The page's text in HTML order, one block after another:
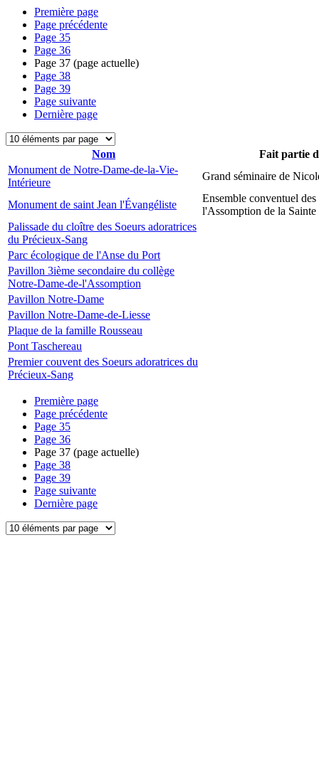
Première page
Page précédente
Page 35
Page 36
Page 37 (page actuelle)
Page 38
Page 39
Page suivante
Dernière page
Nom
Fait partie
Monument de Notre-Dame-de-la-Vie-
Intérieure
Grand séminaire de
Monument de saint Jean l'Évangéliste
Ensemble conventuel des
l'Assomption de la
Palissade du cloître des Soeurs adoratrices
du Précieux-Sang
Parc écologique de l'Anse du Port
Pavillon 3ième secondaire du collège
Notre-Dame-de-l'Assomption
Pavillon Notre-Dame
Pavillon Notre-Dame-de-Liesse
Plaque de la famille Rousseau
Pont Taschereau
Premier couvent des Soeurs adoratrices du
Précieux-Sang
Première page
Page précédente
Page 35
Page 36
Page 37 (page actuelle)
Page 38
Page 39
Page suivante
Dernière page